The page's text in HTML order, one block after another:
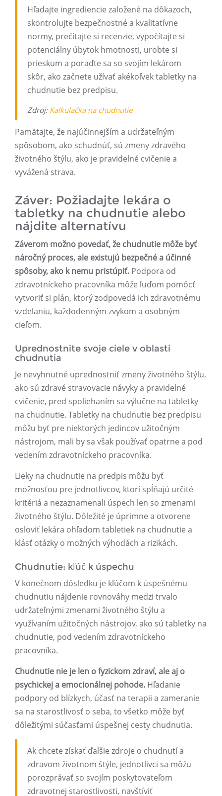
Hľadajte ingrediencie založené na dôkazoch,
skontrolujte bezpečnostné a kvalitatívne
normy, prečítajte si recenzie, vypočítajte si
potenciálny úbytok hmotnosti, urobte si
prieskum a poraďte sa so svojím lekárom
skôr, ako začnete užívať akékoľvek tabletky na
chudnutie bez predpisu.
Zdroj: Kalkulačka na chudnutie
Pamätajte, že najúčinnejším a udržateľným
spôsobom, ako schudnúť, sú zmeny zdravého
životného štýlu, ako je pravidelné cvičenie a
vyvážená strava.
Záver: Požiadajte lekára o
tabletky na chudnutie alebo
nájdite alternatívu
Záverom možno povedať, že chudnutie môže byť
náročný proces, ale existujú bezpečné a účinné
spôsoby, ako k nemu pristúpiť. Podpora od
zdravotníckeho pracovníka môže ľuďom pomôcť
vytvoriť si plán, ktorý zodpovedá ich zdravotnému
vzdelaniu, každodenným zvykom a osobným
cieľom.
Uprednostnite svoje ciele v oblasti
chudnutia
Je nevyhnutné uprednostniť zmeny životného štýlu,
ako sú zdravé stravovacie návyky a pravidelné
cvičenie, pred spoliehaním sa výlučne na tabletky
na chudnutie. Tabletky na chudnutie bez predpisu
môžu byť pre niektorých jedincov užitočným
nástrojom, mali by sa však používať opatrne a pod
vedením zdravotníckeho pracovníka.
Lieky na chudnutie na predpis môžu byť
možnosťou pre jednotlivcov, ktorí spĺňajú určité
kritériá a nezaznamenali úspech len so zmenami
životného štýlu. Dôležité je úprimne a otvorene
osloviť lekára ohľadom tabletiek na chudnutie a
klásť otázky o možných výhodách a rizikách.
Chudnutie: kľúč k úspechu
V konečnom dôsledku je kľúčom k úspešnému
chudnutiu nájdenie rovnováhy medzi trvalo
udržateľnými zmenami životného štýlu a
využívaním užitočných nástrojov, ako sú tabletky na
chudnutie, pod vedením zdravotníckeho
pracovníka.
Chudnutie nie je len o fyzickom zdraví, ale aj o
psychickej a emocionálnej pohode. Hľadanie
podpory od blízkych, účasť na terapii a zameranie
sa na starostlivosť o seba, to všetko môže byť
dôležitými súčasťami úspešnej cesty chudnutia.
Ak chcete získať ďalšie zdroje o chudnutí a
zdravom životnom štýle, jednotlivci sa môžu
porozprávať so svojím poskytovateľom
zdravotnej starostlivosti, navštíviť